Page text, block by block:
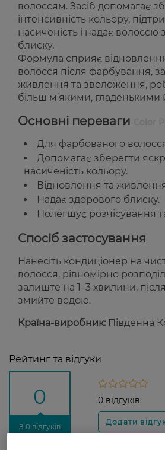
волоссям. Засіб допомагає
інтенсивність кольору,
насиченість і надає волоссю
блиску.
Формула сприяє
волосся після фарбування,
живлення та зволоження,
більш м’якими, гладенькими
Основні переваги
Для фарбованого
Допомагає зберегти
насиченість кольору.
Відновлення та
Надає здорового блиску.
Полегшує розчісування
Спосіб застосування
Нанесіть кондиціонер на
волосся, рівномірно
залиште на 1–3 хвилини,
змийте водою.
Країна-виробник: Південна
Рейтинг та відгуки
0
З 0 відгуків
0 відгуків